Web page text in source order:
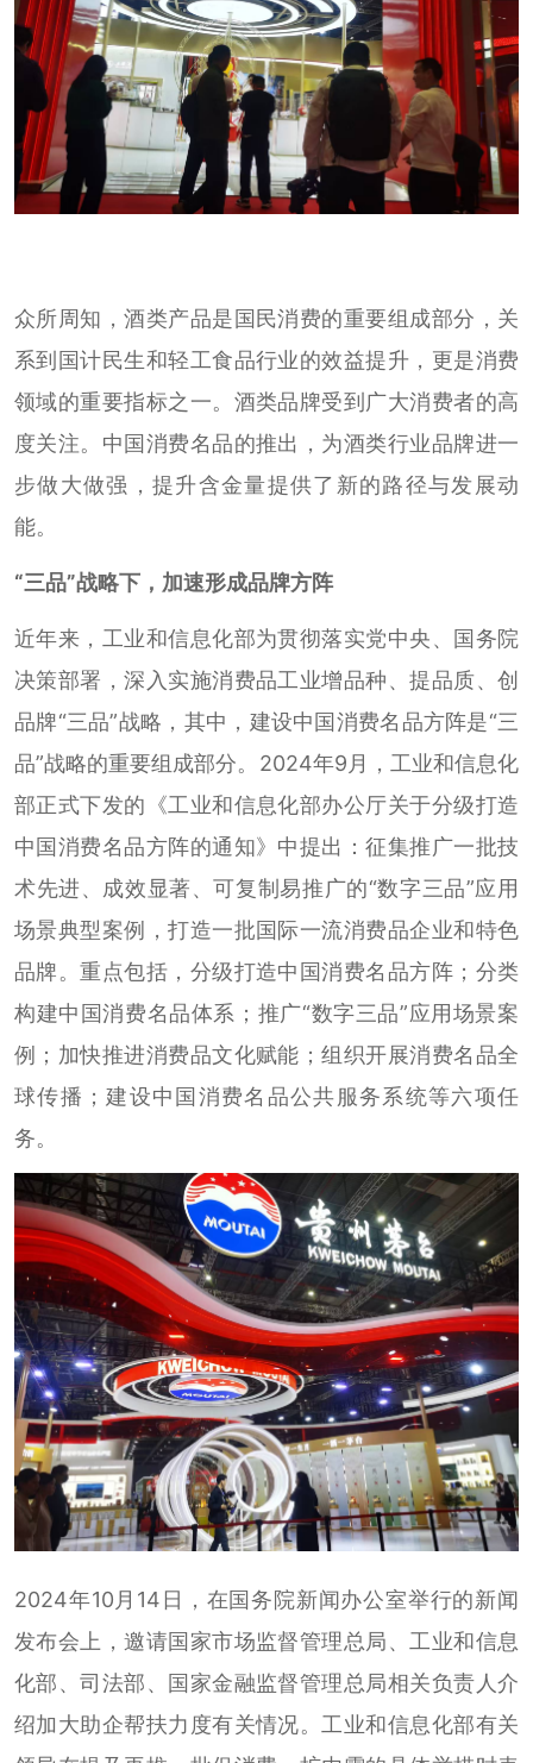
众所周知，酒类产品是国民消费的重要组成部分，关
系到国计民生和轻工食品行业的效益提升，更是消费
领域的重要指标之一。酒类品牌受到广大消费者的高
度关注。中国消费名品的推出，为酒类行业品牌进一
步做大做强，提升含金量提供了新的路径与发展动
能。
“三品”战略下，加速形成品牌方阵
近年来，工业和信息化部为贯彻落实党中央、国务院
决策部署，深入实施消费品工业增品种、提品质、创
品牌“三品”战略，其中，建设中国消费名品方阵是“三
品”战略的重要组成部分。2024年9月，工业和信息化
部正式下发的《工业和信息化部办公厅关于分级打造
中国消费名品方阵的通知》中提出：征集推广一批技
术先进、成效显著、可复制易推广的“数字三品”应用
场景典型案例，打造一批国际一流消费品企业和特色
品牌。重点包括，分级打造中国消费名品方阵；分类
构建中国消费名品体系；推广“数字三品”应用场景案
例；加快推进消费品文化赋能；组织开展消费名品全
球传播；建设中国消费名品公共服务系统等六项任
务。
2024年10月14日，在国务院新闻办公室举行的新闻
发布会上，邀请国家市场监督管理总局、工业和信息
化部、司法部、国家金融监督管理总局相关负责人介
绍加大助企帮扶力度有关情况。工业和信息化部有关